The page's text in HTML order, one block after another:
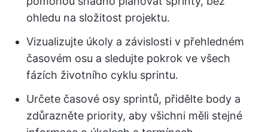
ohledu na složitost projektu.
Vizualizujte úkoly a závislosti v přehledném
časovém osu a sledujte pokrok ve všech
fázích životního cyklu sprintu.
Určete časové osy sprintů, přidělte body a
zdůrazněte priority, aby všichni měli stejné